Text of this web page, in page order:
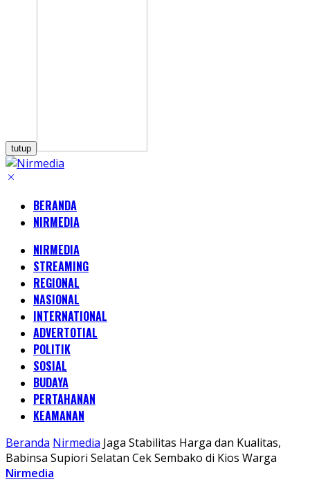
tutup
BERANDA
NIRMEDIA
NIRMEDIA
STREAMING
REGIONAL
NASIONAL
INTERNATIONAL
ADVERTOTIAL
POLITIK
SOSIAL
BUDAYA
PERTAHANAN
KEAMANAN
Beranda Nirmedia Jaga Stabilitas Harga dan Kualitas,
Babinsa Supiori Selatan Cek Sembako di Kios Warga
Nirmedia